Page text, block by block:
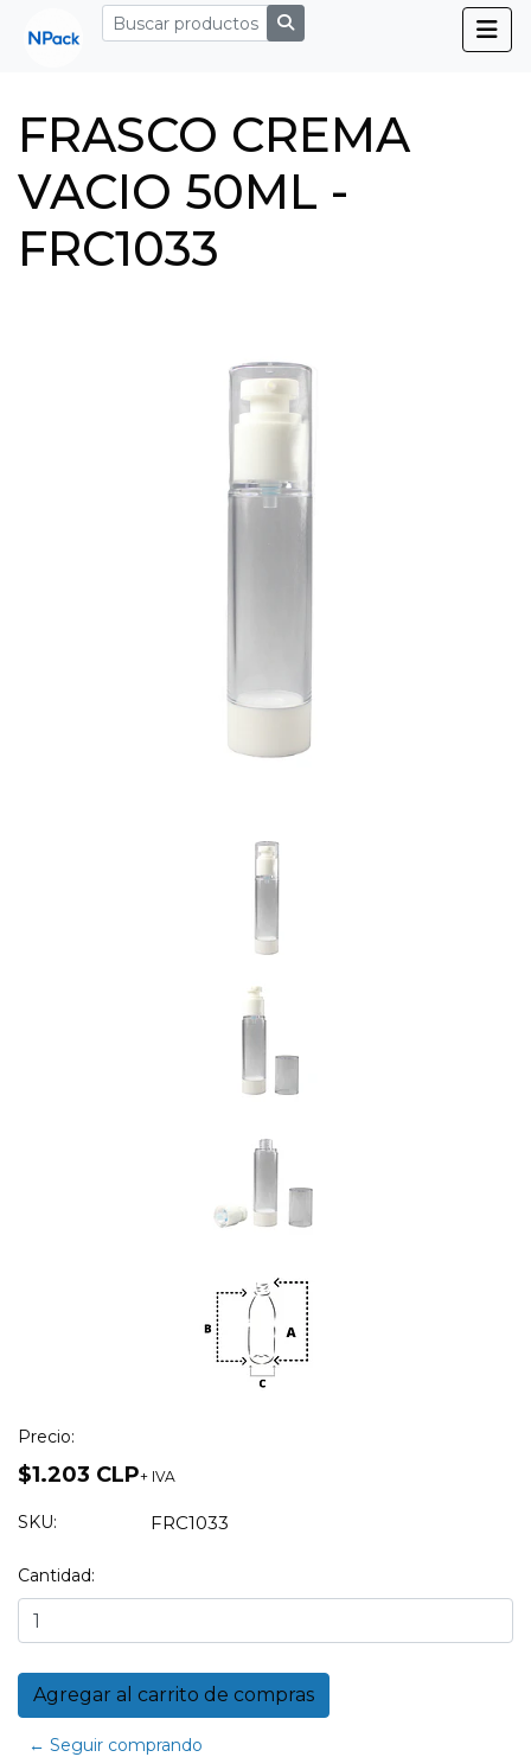
FRASCO CREMA
VACIO 50ML -
FRC1033
Precio:
$1.203 CLP+ IVA
SKU: FRC1033
Cantidad:
← Seguir comprando